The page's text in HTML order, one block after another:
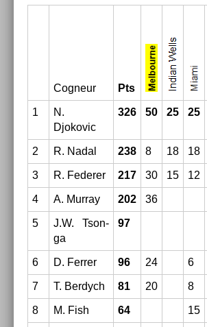
Cog­neur Pts
1
N.
Djokovic
326 50 25 25
2 R. Nadal 238 8 18 18
3 R. Feder­er 217 30 15 12
4 A. Mur­ray 202 36
5
J.W. Tson­
ga
97
6 D. Ferr­er 96 24 6
7 T. Be­rdych 81 20 8
8 M. Fish 64 15